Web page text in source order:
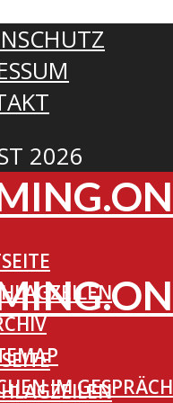
2026
IM GESPRÄCH